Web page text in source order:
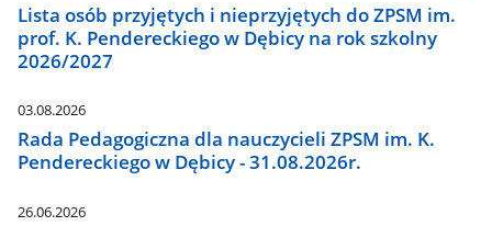
Lista osób przyjętych i nieprzyjętych do ZPSM im.
prof. K. Pendereckiego w Dębicy na rok szkolny
2026/2027
03.08.2026
Rada Pedagogiczna dla nauczycieli ZPSM im. K.
Pendereckiego w Dębicy - 31.08.2026r.
26.06.2026